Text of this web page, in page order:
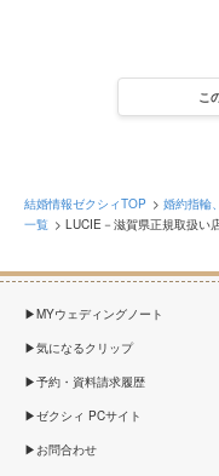
こ
結婚情報ゼクシィTOP 婚約指輪
一覧
LUCIE－滋賀県正規取扱い
MYウェディングノート
気になるクリップ
予約・資料請求履歴
ゼクシィ PCサイト
お問合わせ